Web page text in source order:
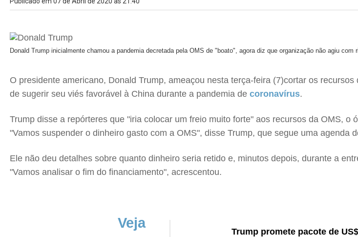
Donald Trump inicialmente chamou a pandemia decretada pela OMS de "boato", agora diz que organização não agiu com
O presidente americano, Donald Trump, ameaçou nesta terça-feira (7)cortar os
de sugerir seu viés favorável à China durante a pandemia de coronavírus.
Trump disse a repórteres que "iria colocar um freio muito forte" aos recursos da OMS,
"Vamos suspender o dinheiro gasto com a OMS", disse Trump, que segue uma
Ele não deu detalhes sobre quanto dinheiro seria retido e, minutos depois, durante a
"Vamos analisar o fim do financiamento", acrescentou.
Veja
Trump promete pacote de